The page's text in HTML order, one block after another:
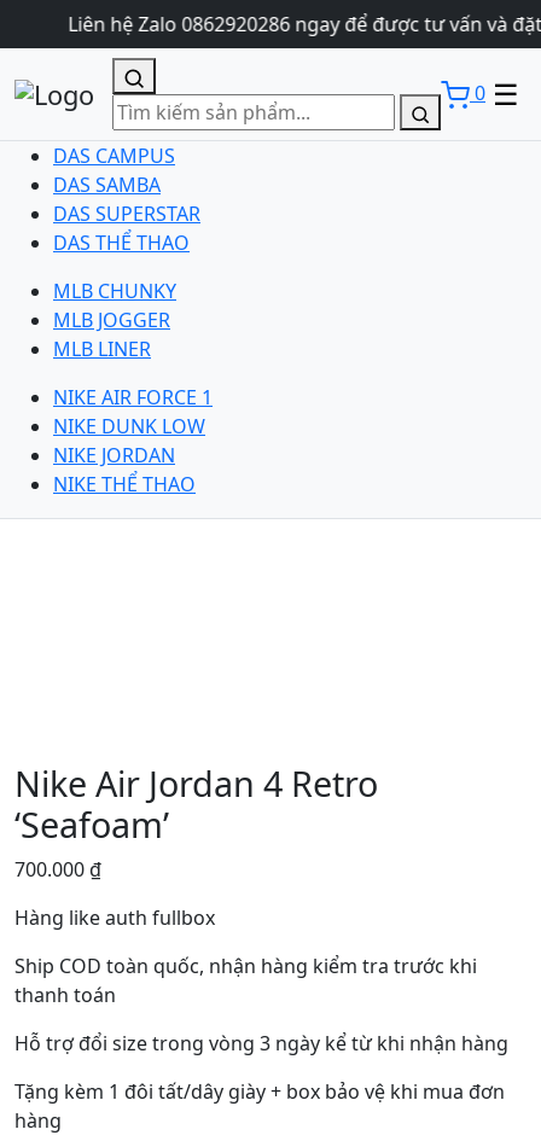
Liên hệ Zalo 0862920286 ngay để được tư vấn và
0 ☰
DAS CAMPUS
DAS SAMBA
DAS SUPERSTAR
DAS THỂ THAO
MLB CHUNKY
MLB JOGGER
MLB LINER
NIKE AIR FORCE 1
NIKE DUNK LOW
NIKE JORDAN
NIKE THỂ THAO
Nike Air Jordan 4 Retro
‘Seafoam’
700.000₫
Hàng like auth fullbox
Ship COD toàn quốc, nhận hàng kiểm tra trước khi
thanh toán
Hỗ trợ đổi size trong vòng 3 ngày kể từ khi nhận hàng
Tặng kèm 1 đôi tất/dây giày + box bảo vệ khi mua đơn
hàng